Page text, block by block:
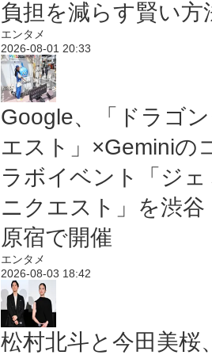
負担を減らす賢い方
エンタメ
2026-08-01 20:33
Google、「ドラゴン
エスト」×Geminiの
ラボイベント「ジェ
ニクエスト」を渋谷
原宿で開催
エンタメ
2026-08-03 18:42
松村北斗と今田美桜、